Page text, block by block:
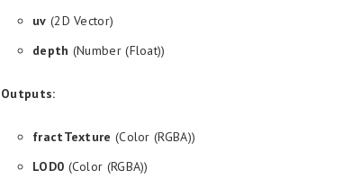
uv (2D Vector)
depth (Number (Float))
Outputs:
fractTexture (Color (RGBA))
LOD0 (Color (RGBA))